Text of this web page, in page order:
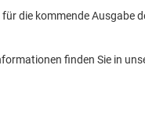
für die kommende Ausgabe
finden Sie in